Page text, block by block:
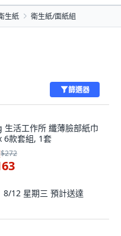
生紙 衛生紙/面紙組
篩選器
生活工作所 纖薄臉部紙巾
6款套組, 1套
$272
8/12 星期三 預計送達